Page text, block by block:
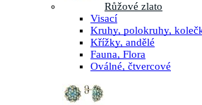
Růžové zlato
Visací
Kruhy, polokruhy,
Křížky, andělé
Fauna, Flora
Oválné, čtvercové